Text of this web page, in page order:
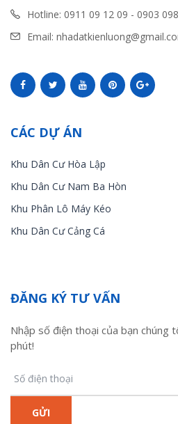
Hotline: 0911 09 12 09 - 0903
Email:
CÁC DỰ ÁN
Khu Dân Cư Hòa Lập
Khu Dân Cư Nam Ba Hòn
Khu Phân Lô Máy Kéo
Khu Dân Cư Cảng Cá
ĐĂNG KÝ TƯ VẤN
Nhập số điện thoại của bạn chúng
phút!